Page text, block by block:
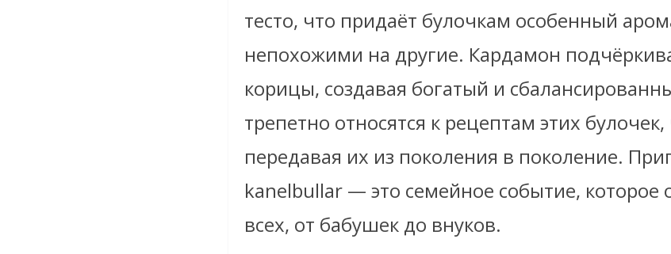
тесто, что придаёт булочкам особенный
непохожими на другие. Кардамон
корицы, создавая богатый и
трепетно относятся к рецептам этих булочек,
передавая их из поколения в поколение.
kanelbullar — это семейное событие, которое
всех, от бабушек до внуков.